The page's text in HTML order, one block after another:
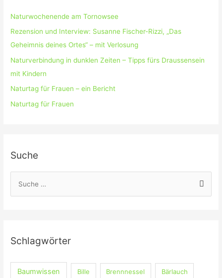
Naturwochenende am Tornowsee
Rezension und Interview: Susanne Fischer-Rizzi, „Das
Geheimnis deines Ortes“ – mit Verlosung
Naturverbindung in dunklen Zeiten – Tipps fürs Draussensein
mit Kindern
Naturtag für Frauen – ein Bericht
Naturtag für Frauen
Suche
n
Schlagwörter
Baumwissen Bille Brennnessel Bärlauch